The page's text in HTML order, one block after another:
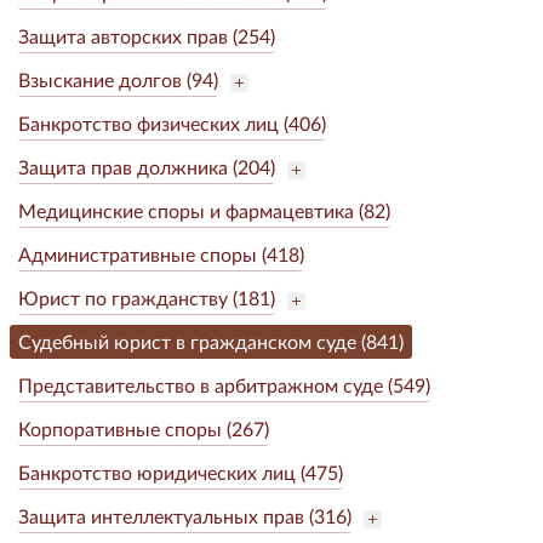
Защита авторских прав (254)
Взыскание долгов (94)
Банкротство физических лиц (406)
Защита прав должника (204)
Медицинские споры и фармацевтика (82)
Административные споры (418)
Юрист по гражданству (181)
Судебный юрист в гражданском суде (841)
Представительство в арбитражном суде (549)
Корпоративные споры (267)
Банкротство юридических лиц (475)
Защита интеллектуальных прав (316)